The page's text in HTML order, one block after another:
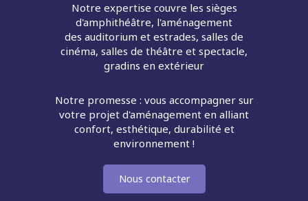
Notre expertise couvre les sièges
d'amphithéâtre, l'aménagement
des auditorium et estrades, salles de
cinéma, salles de théâtre et spectacle,
gradins en extérieur
Notre promesse : vous accompagner sur
votre projet d'aménagement en alliant
confort, esthétique, durabilité et
environnement !
Nous contacter